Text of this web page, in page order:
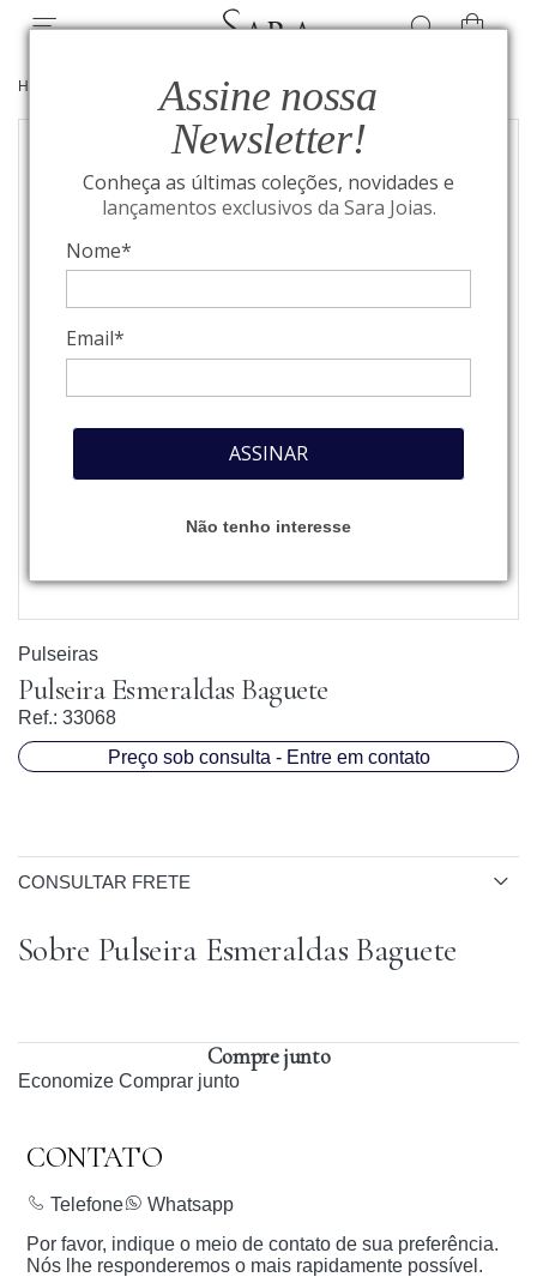
Assine nossa
Newsletter!
Conheça as últimas coleções, novidades e
lançamentos exclusivos da Sara Joias.
Nome*
Email*
ASSINAR
Não tenho interesse
HOME ALTA JOALHERIA/PULSEIRAS
Pulseiras
Pulseira Esmeraldas Baguete
Ref.: 33068
Preço sob consulta - Entre em contato
CONSULTAR FRETE
Sobre Pulseira Esmeraldas Baguete
Compre junto
Economize Comprar junto
CONTATO
Telefone
Whatsapp
Por favor, indique o meio de contato de sua preferência.
Nós lhe responderemos o mais rapidamente possível.